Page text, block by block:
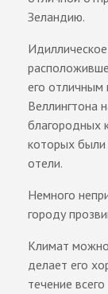
Зеландию.
его
Веллингтона
благородных
которых
отели.
Немного
городу
Климат можно
делает его
течение